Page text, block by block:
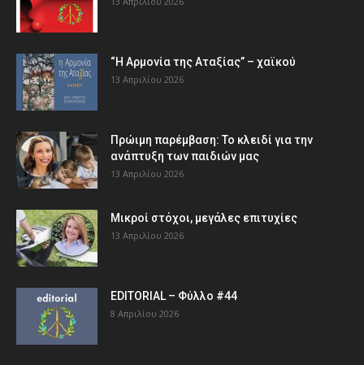
“Η Αρμονία της Αταξίας” – χαϊκού
13 Απριλίου 2026
Πρώιμη παρέμβαση: Το κλειδί για την
ανάπτυξη των παιδιών µας
13 Απριλίου 2026
Μικροί στόχοι, μεγάλες επιτυχίες
13 Απριλίου 2026
EDITORIAL – Φύλλο #44
8 Απριλίου 2026